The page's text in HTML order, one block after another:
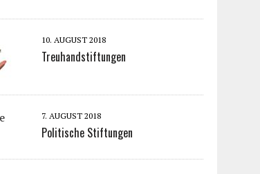
10. AUGUST 2018
Treuhandstiftungen
7. AUGUST 2018
Politische Stiftungen